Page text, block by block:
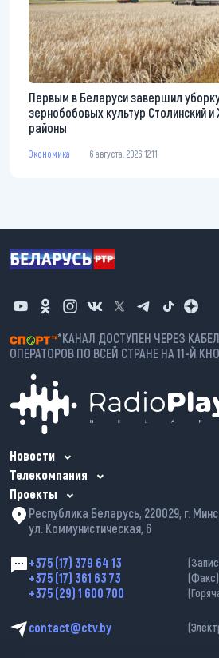
Первым в Беларуси завершил
зернобобовых культур Столинский
районы
Экономика 6 августа, 2026 12:11
*КАНАЛ ДОСТУПЕН ЧЕРЕЗ
ОПЕРАТОРОВ ПО ВСЕЙ СТРАНЕ НА 11-Й
Новости
Телекомпания
Проекты
Республика Беларусь, 220029, г.
ул. Коммунистическая, 6
+375 (17) 379 64 13
+375 (17) 361 63 73 (Факс)
+375 (29) 1 600 700
contact@ctv.by